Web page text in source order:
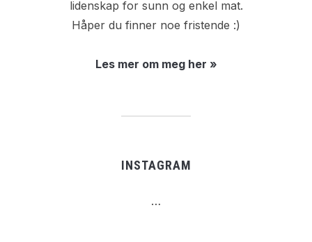
lidenskap for sunn og enkel mat.
Håper du finner noe fristende :)
Les mer om meg her »
INSTAGRAM
…